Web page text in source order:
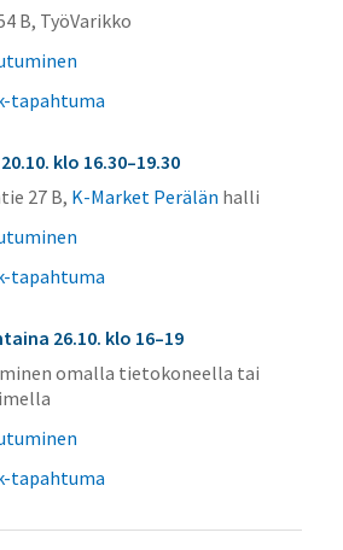
B, TyöVarikko
tapahtuma
klo 16.30–19.30
27 B, K-Market Perälän halli
tapahtuma
26.10. klo 16–19
omalla tietokoneella tai
tapahtuma